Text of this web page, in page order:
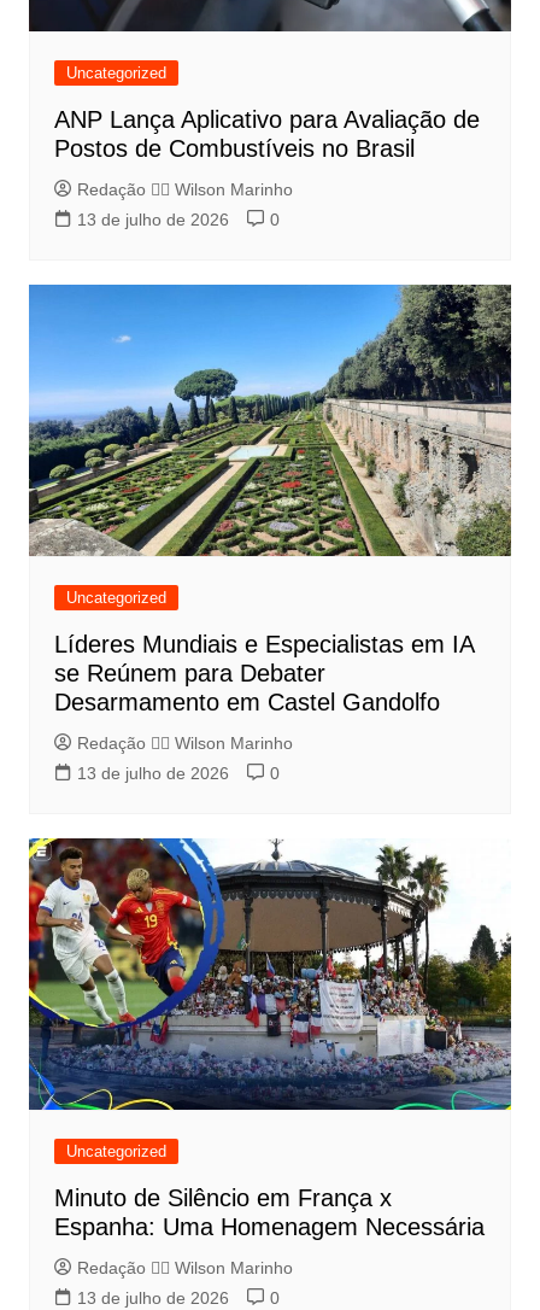
Uncategorized
ANP Lança Aplicativo para Avaliação de
Postos de Combustíveis no Brasil
Redação 👨‍⚖️​ Wilson Marinho
13 de julho de 2026
0
Uncategorized
Líderes Mundiais e Especialistas em IA
se Reúnem para Debater
Desarmamento em Castel Gandolfo
Redação 👨‍⚖️​ Wilson Marinho
13 de julho de 2026
0
Uncategorized
Minuto de Silêncio em França x
Espanha: Uma Homenagem Necessária
Redação 👨‍⚖️​ Wilson Marinho
13 de julho de 2026
0